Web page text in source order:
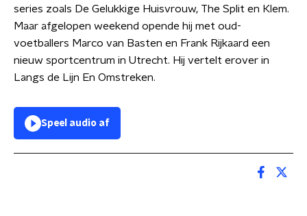
series zoals De Gelukkige Huisvrouw, The Split en Klem.
Maar afgelopen weekend opende hij met oud-
voetballers Marco van Basten en Frank Rijkaard een
nieuw sportcentrum in Utrecht. Hij vertelt erover in
Langs de Lijn En Omstreken.
Speel audio af